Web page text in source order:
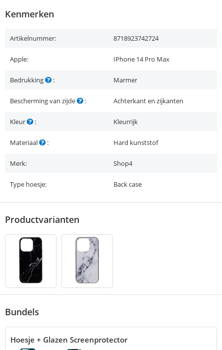
Kenmerken
Artikelnummer: 8718923742724
Apple: IPhone 14 Pro Max
Bedrukking : Marmer
Bescherming van zijde : Achterkant en zijkanten
Kleur : Kleurrijk
Materiaal : Hard kunststof
Merk: Shop4
Type hoesje: Back case
Productvarianten
Bundels
Hoesje + Glazen Screenprotector